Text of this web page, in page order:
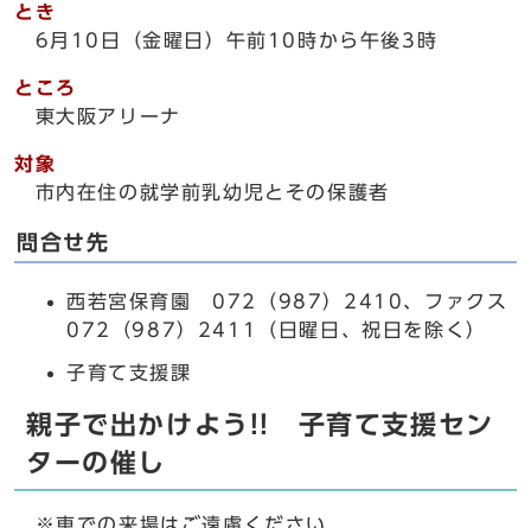
とき
6月10日（金曜日）午前10時から午後3時
ところ
東大阪アリーナ
対象
市内在住の就学前乳幼児とその保護者
問合せ先
西若宮保育園 072（987）2410、ファクス
072（987）2411（日曜日、祝日を除く）
子育て支援課
親子で出かけよう!! 子育て支援セン
ターの催し